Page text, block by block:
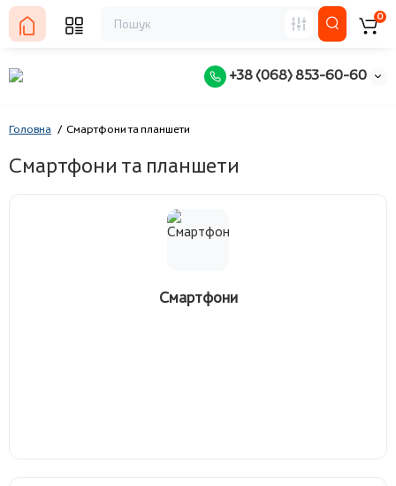
+38 (068) 853-60-60
0
Головна Смартфони та планшети
Смартфони та планшети
Смартфони